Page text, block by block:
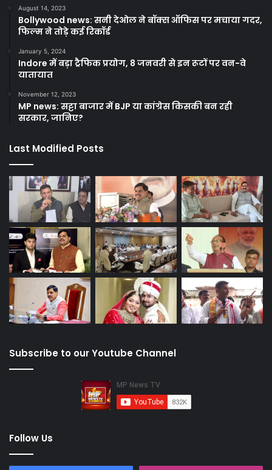
August 14, 2023
Bollywood news: सनी देओल ने बॉक्स ऑफिस पर मचाया गदर,
फिल्म ने तोड़े कई रिकॉर्ड
January 5, 2024
Indore में बड़ा ट्रैफिक प्रयोग, 8 जनवरी से इन रूटों पर वन-वे
यातायात
November 12, 2023
MP news: सट्टा बाजार में BJP या कांग्रेस किसकी बन रही
सरकार, जानिए?
Last Modified Posts
Subscribe to our Youtube Channel
Follow Us